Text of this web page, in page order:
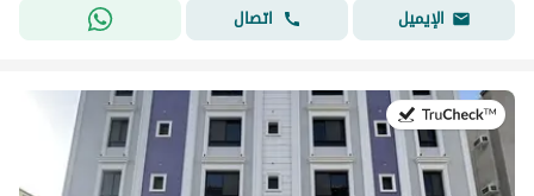
الإيميل
اتصال
في:2 أغسطس 2026